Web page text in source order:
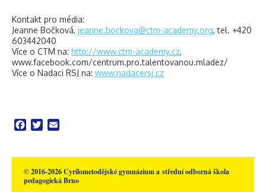
Kontakt pro média:
Jeanne Bočková, jeanne.bockova@ctm-academy.org, tel. +420
603442040
Více o CTM na: http://www.ctm-academy.cz,
www.facebook.com/centrum.pro.talentovanou.mladez/
Více o Nadaci RSJ na: www.nadacersj.cz
Facebook
Twitter
© 2016-2026 Cyrilometodějské gymnázium a střední odborná škola
pedagogická Brno